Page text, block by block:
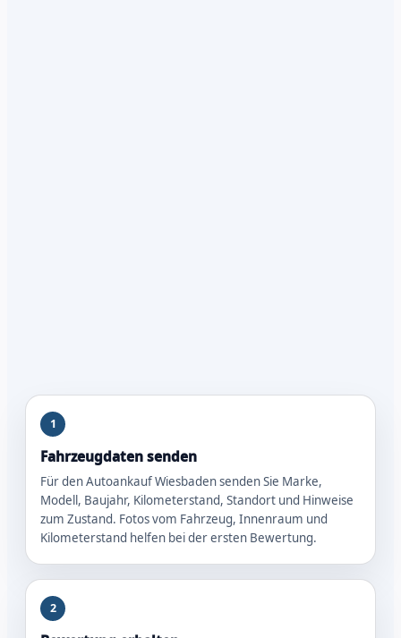
1
Fahrzeugdaten senden
Für den Autoankauf Wiesbaden senden Sie Marke,
Modell, Baujahr, Kilometerstand, Standort und Hinweise
zum Zustand. Fotos vom Fahrzeug, Innenraum und
Kilometerstand helfen bei der ersten Bewertung.
2